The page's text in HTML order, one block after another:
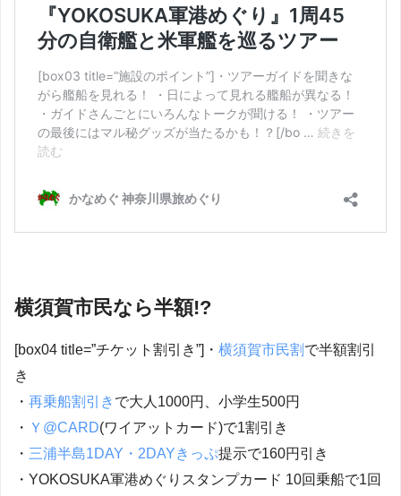
横須賀市民なら半額!?
[box04 title=”チケット割引き”]・ 横須賀市民割 で半額割引
き
・ 再乗船割引き で大人1000円、小学生500円
・ Ｙ@CARD(ワイアットカード)で1割引き
・ 三浦半島1DAY・2DAYきっぷ提示で160円引き
・YOKOSUKA軍港めぐりスタンプカード 10回乗船で1回